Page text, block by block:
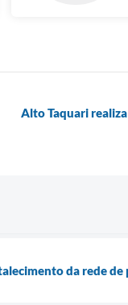
Alto Taquari
da rede